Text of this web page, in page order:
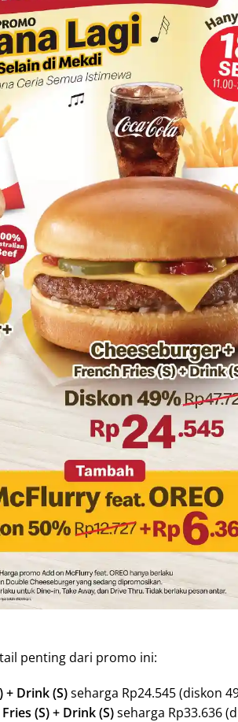
penting dari promo ini:
+ Drink (S)seharga Rp24.545 (diskon
(S) + Drink (S)seharga Rp33.636